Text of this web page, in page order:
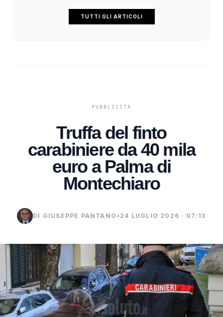
TUTTI GLI ARTICOLI
Truffa del finto
carabiniere da 40 mila
euro a Palma di
Montechiaro
DI GIUSEPPE PANTANO • 24 LUGLIO 2026 · 07:13